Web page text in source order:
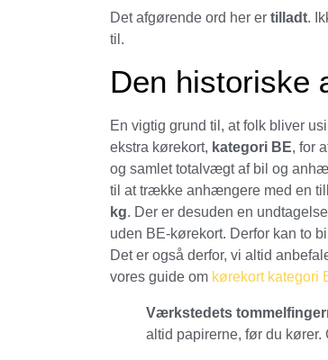
Det afgørende ord her er tilladt.
til.
Den historiske
En vigtig grund til, at folk bliver
ekstra kørekort, kategori BE, for
og samlet totalvægt af bil og
til at trække anhængere med en
kg. Der er desuden en
uden BE-kørekort. Derfor kan to
Det er også derfor, vi altid
vores guide om kørekort kategori
Værkstedets
altid papirerne, før du